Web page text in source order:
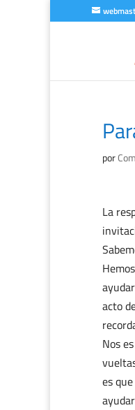
por
La
acto
Nos
es